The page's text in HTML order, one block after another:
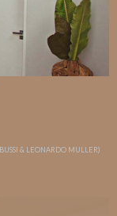
& LEONARDO MULLER)